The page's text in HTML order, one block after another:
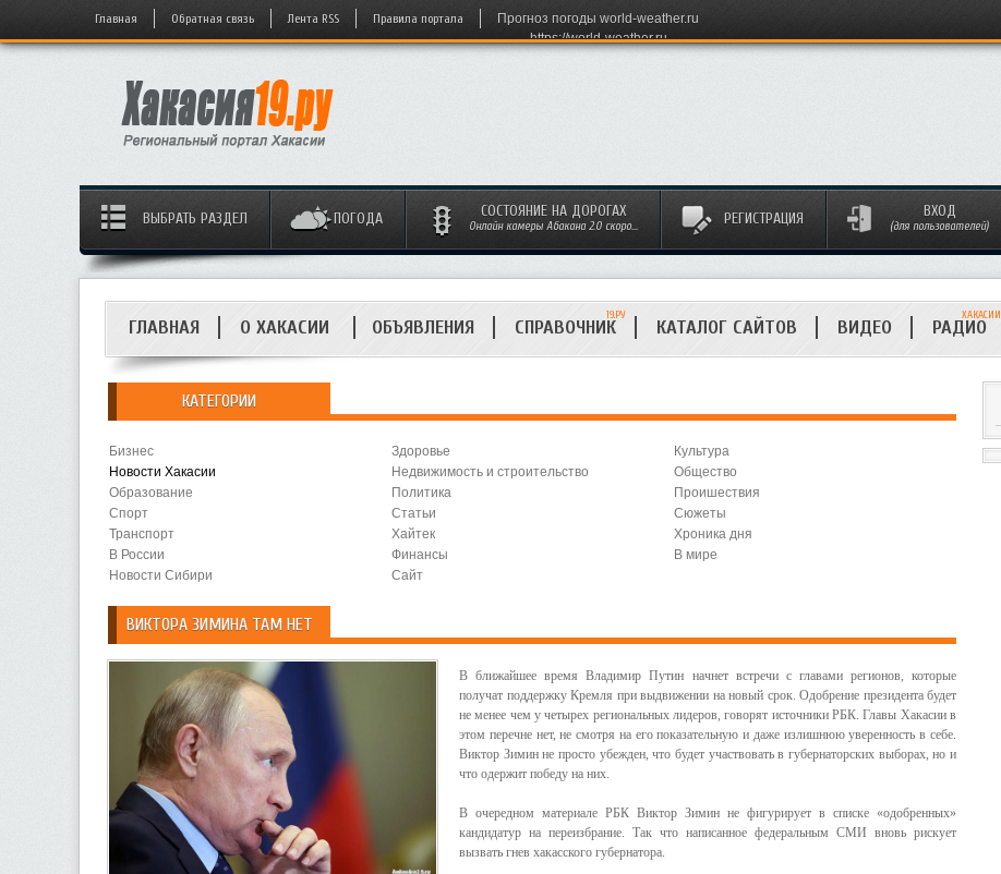
Главная Обратная связь Лента RSS Правила портала
Прогноз погоды world-weather.ru
https://world-weather.ru
ВЫБРАТЬ РАЗДЕЛ ПОГОДА СОСТОЯНИЕ НА ДОРОГАХ
Онлайн камеры Абакана 2.0 скоро... РЕГИСТРАЦИЯ ВХОД
(для пользователей)
ГЛАВНАЯ О ХАКАСИИ ОБЪЯВЛЕНИЯ СПРАВОЧНИК
19.РУ
КАТАЛОГ САЙТОВ ВИДЕО РАДИО
ХАКАСИИ
КАТЕГОРИИ
Бизнес Здоровье
Культура
Новости Хакасии
Недвижимость и строительство
Общество
Образование
Политика
Проишествия
Спорт
Статьи
Сюжеты
Транспорт
Хайтек
Хроника дня
В России
Финансы
В мире
Новости Сибири
Сайт
ВИКТОРА ЗИМИНА ТАМ НЕТ
В ближайшее время Владимир Путин начнет встречи с главами регионов, которые
получат поддержку Кремля при выдвижении на новый срок. Одобрение президента будет
не менее чем у четырех региональных лидеров, говорят источники РБК. Главы Хакасии в
этом перечне нет, не смотря на его показательную и даже излишнюю уверенность в себе.
Виктор Зимин не просто убежден, что будет участвовать в губернаторских выборах, но и
что одержит победу на них.
В очередном материале РБК Виктор Зимин не фигурирует в списке «одобренных»
кандидатур на переизбрание. Так что написанное федеральным СМИ вновь рискует
вызвать гнев хакасского губернатора.